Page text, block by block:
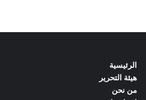
الرئيسية
هيئة التحرير
من نحن